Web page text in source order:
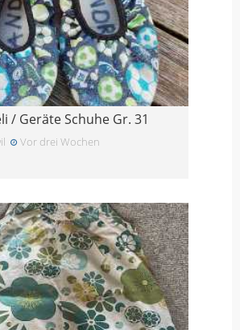
/ Geräte Schuhe Gr. 31
Vor drei Wochen